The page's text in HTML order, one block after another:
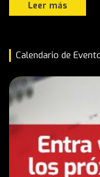
Leer más
Calendario de